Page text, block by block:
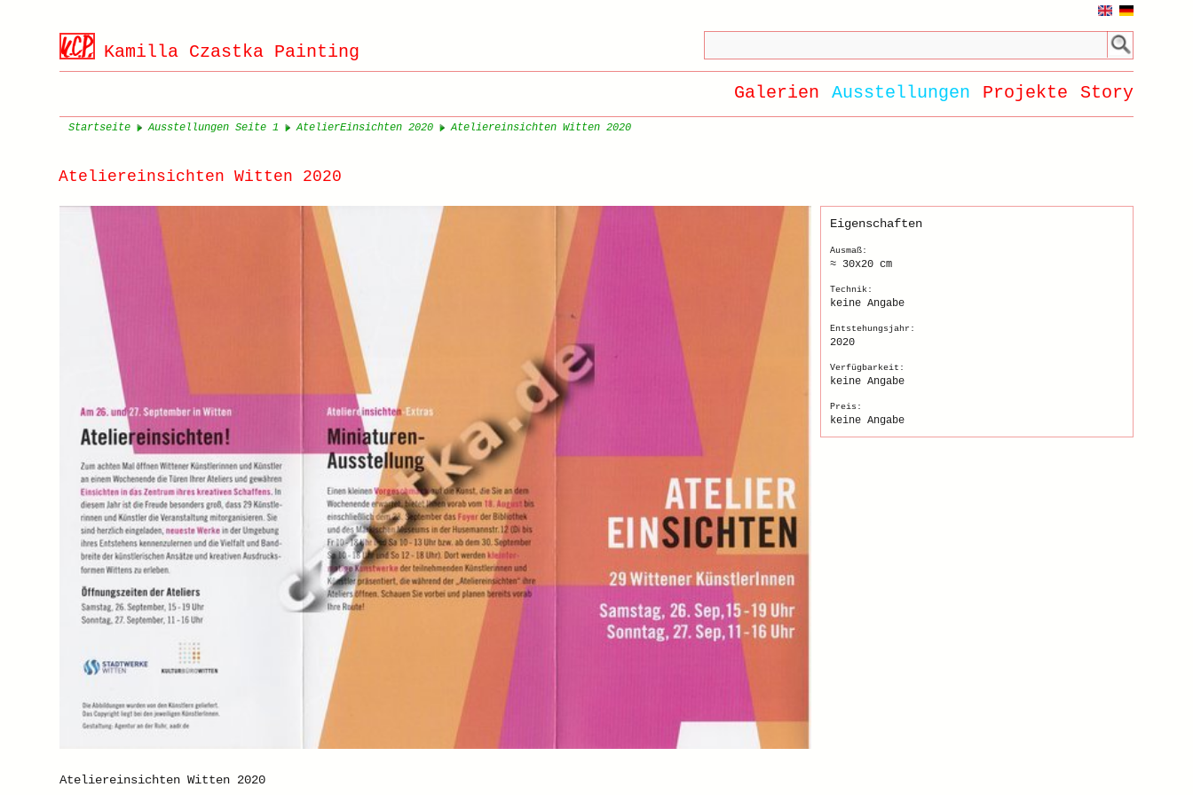
Kamilla Czastka Painting
Story
Projekte
Ausstellungen
Galerien
Startseite Ausstellungen Seite 1 AtelierEinsichten 2020 Ateliereinsichten Witten 2020
Ateliereinsichten Witten 2020
Ateliereinsichten Witten 2020
Eigenschaften
Ausmaß:
≈ 30x20 cm
Technik:
keine Angabe
Entstehungsjahr:
2020
Verfügbarkeit:
keine Angabe
Preis:
keine Angabe